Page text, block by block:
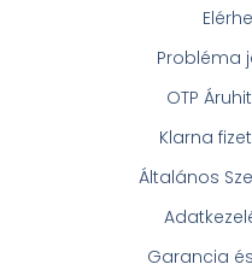
Probléma
OTP
Klarna
Általános
Garancia